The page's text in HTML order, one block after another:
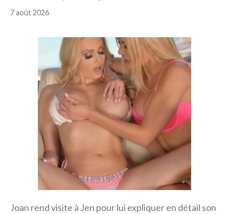
7 août 2026
Joan rend visite à Jen pour lui expliquer en détail son